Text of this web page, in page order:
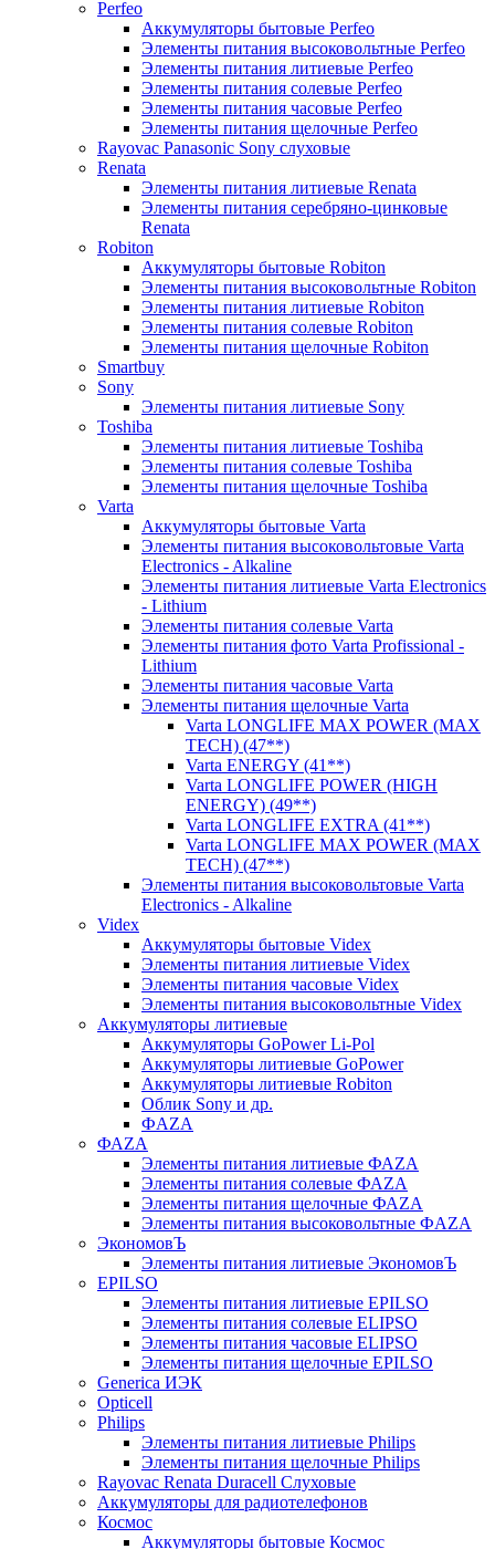
Perfeo
Аккумуляторы бытовые Perfeo
Элементы питания высоковольтные Perfeo
Элементы питания литиевые Perfeo
Элементы питания солевые Perfeo
Элементы питания часовые Perfeo
Элементы питания щелочные Perfeo
Rayovac Panasonic Sony слуховые
Renata
Элементы питания литиевые Renata
Элементы питания серебряно-цинковые
Renata
Robiton
Аккумуляторы бытовые Robiton
Элементы питания высоковольтные Robiton
Элементы питания литиевые Robiton
Элементы питания солевые Robiton
Элементы питания щелочные Robiton
Smartbuy
Sony
Элементы питания литиевые Sony
Toshiba
Элементы питания литиевые Toshiba
Элементы питания солевые Toshiba
Элементы питания щелочные Toshiba
Varta
Аккумуляторы бытовые Varta
Элементы питания высоковольтовые Varta
Electronics - Alkaline
Элементы питания литиевые Varta Electronics
- Lithium
Элементы питания солевые Varta
Элементы питания фото Varta Profissional -
Lithium
Элементы питания часовые Varta
Элементы питания щелочные Varta
Varta LONGLIFE MAX POWER (MAX
TECH) (47**)
Varta ENERGY (41**)
Varta LONGLIFE POWER (HIGH
ENERGY) (49**)
Varta LONGLIFE EXTRA (41**)
Varta LONGLIFE MAX POWER (MAX
TECH) (47**)
Элементы питания высоковольтовые Varta
Electronics - Alkaline
Videx
Аккумуляторы бытовые Videx
Элементы питания литиевые Videx
Элементы питания часовые Videx
Элементы питания высоковольтные Videx
Аккумуляторы литиевые
Аккумуляторы GoPower Li-Pol
Аккумуляторы литиевые GoPower
Аккумуляторы литиевые Robiton
Облик Sony и др.
ФAZA
ФАZA
Элементы питания литиевые ФАZА
Элементы питания солевые ФАZА
Элементы питания щелочные ФАZА
Элементы питания высоковольтные ФAZA
ЭкономовЪ
Элементы питания литиевые ЭкономовЪ
EPILSO
Элементы питания литиевые EPILSO
Элементы питания солевые ELIPSO
Элементы питания часовые ELIPSO
Элементы питания щелочные EPILSO
Generica ИЭК
Opticell
Philips
Элементы питания литиевые Philips
Элементы питания щелочные Philips
Rayovac Renata Duracell Слуховые
Аккумуляторы для радиотелефонов
Космос
Аккумуляторы бытовые Космос